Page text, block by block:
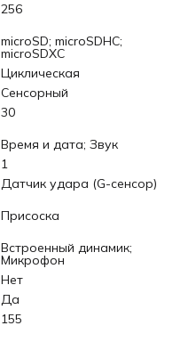
256
microSD; microSDHC;
microSDXC
Циклическая
Сенсорный
30
Время и дата; Звук
1
Датчик удара (G-сенсор)
Присоска
Встроенный динамик;
Микрофон
Нет
Да
155